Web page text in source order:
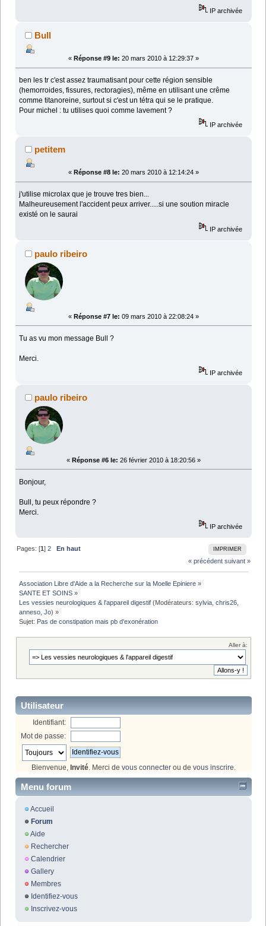
IP archivée
Bull
« Réponse #9 le: 20 mars 2010 à 12:29:37 »
ben les tr c'est assez traumatisant pour cette région sensible
(hemorroides, fissures, rectoragies), même en utilisant une crême
comme titanoreine, surtout si c'est un tétra qui se le pratique.
Pour michel : tu utilises quoi comme lavement ?
IP archivée
petitem
« Réponse #8 le: 20 mars 2010 à 12:14:24 »
j'utilise microlax que je trouve tres bien...
Malheureusement l'accident peux arriver.....si une soution miracle
existé on le saurai
IP archivée
paulo ribeiro
« Réponse #7 le: 09 mars 2010 à 22:08:24 »
Tu as vu mon message Bull ?
Merci.
IP archivée
paulo ribeiro
« Réponse #6 le: 26 février 2010 à 18:20:56 »
Bonjour,
Bull, tu peux répondre ?
Merci.
IP archivée
IMPRIMER
Pages: [1]2
En haut
« précédent suivant »
Association Libre d'Aide a la Recherche sur la Moelle Epiniere »
SANTE ET SOINS »
Les vessies neurologiques & l'appareil digestif (Modérateurs:sylvia ,chris26
anneso ,Jo) »
Sujet: Pas de constipation mais pb d'exonération
Aller à:
Utilisateur
Identifiant:
Mot de passe:
Bienvenue, Invité. Merci de vous connecter ou de vous inscrire.
Menu forum
Accueil
Forum
Aide
Rechercher
Calendrier
Gallery
Membres
Identifiez-vous
Inscrivez-vous